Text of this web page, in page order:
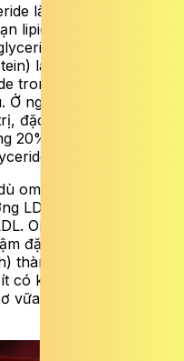
là tác dụng nổi bật
lipid máu. Các acid
tại gan, giảm tiết
là lipoprotein do gan
trong máu và tăng
người tăng
đặc biệt các chế phẩm
20%–30%; mức giảm
rất cao.
omega-3 không phải
LDL, nhưng lại có khả
Omega-3 giúp
đặc (loại cực kỳ nguy
thành các hạt LDL lớn
có khả năng xâm nhập
vữa, từ đó giảm nguy